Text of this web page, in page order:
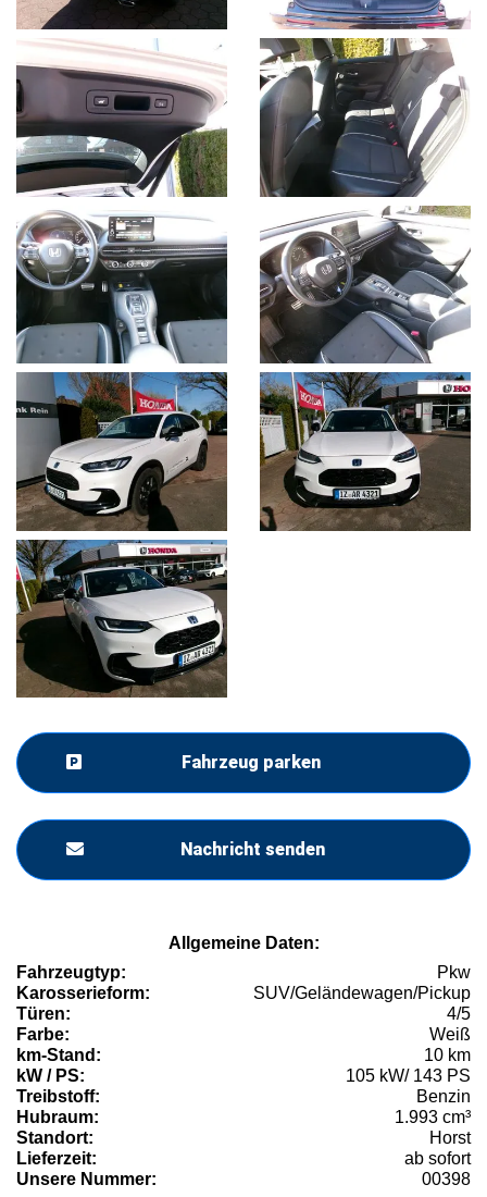
Fahrzeug parken
Nachricht senden
Allgemeine Daten:
Fahrzeugtyp:
Pkw
Karosserieform:
SUV/Geländewagen/Pickup
Türen:
4/5
Farbe:
Weiß
km-Stand:
10 km
kW / PS:
105 kW/ 143 PS
Treibstoff:
Benzin
Hubraum:
1.993 cm³
Standort:
Horst
Lieferzeit:
ab sofort
Unsere Nummer:
00398